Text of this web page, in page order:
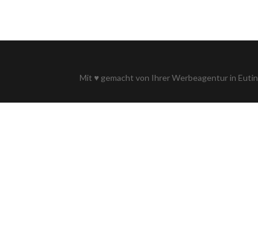
Mit ♥ gemacht von IhrerWerbeagentur in Eutin